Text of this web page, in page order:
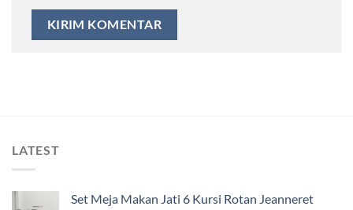
LATEST
Set Meja Makan Jati 6 Kursi Rotan Jeanneret